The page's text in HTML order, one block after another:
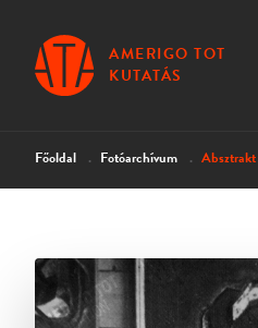
AMERIGO TOT
KUTATÁS
Főoldal Fotóarchívum